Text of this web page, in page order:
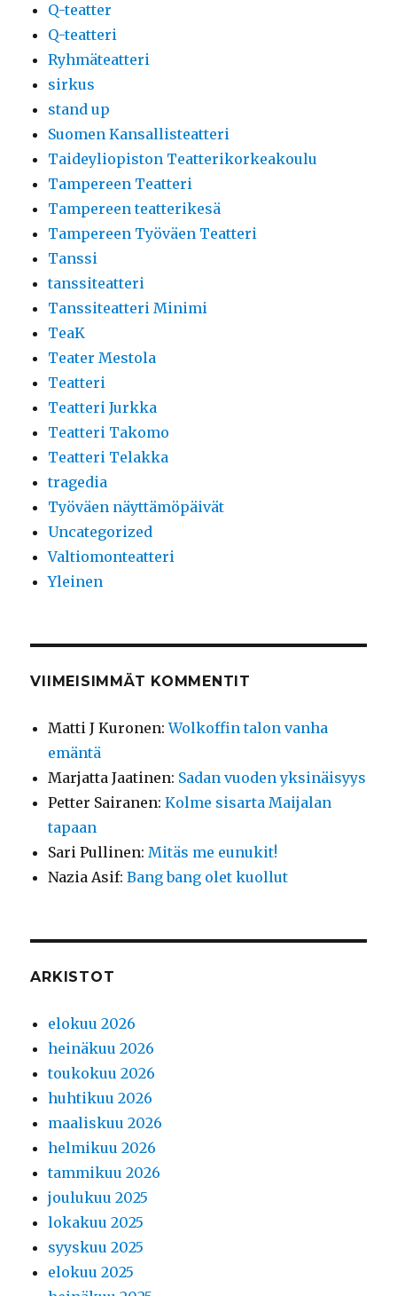
Q-teatter
Q-teatteri
Ryhmäteatteri
sirkus
stand up
Suomen Kansallisteatteri
Taideyliopiston Teatterikorkeakoulu
Tampereen Teatteri
Tampereen teatterikesä
Tampereen Työväen Teatteri
Tanssi
tanssiteatteri
Tanssiteatteri Minimi
TeaK
Teater Mestola
Teatteri
Teatteri Jurkka
Teatteri Takomo
Teatteri Telakka
tragedia
Työväen näyttämöpäivät
Uncategorized
Valtiomonteatteri
Yleinen
VIIMEISIMMÄT KOMMENTIT
Matti J Kuronen:Wolkoffin talon vanha
emäntä
Marjatta Jaatinen: Sadan vuoden yksinäisyys
Petter Sairanen:Kolme sisarta Maijalan
tapaan
Sari Pullinen:Mitäs me eunukit!
Nazia Asif:Bang bang olet kuollut
ARKISTOT
elokuu 2026
heinäkuu 2026
toukokuu 2026
huhtikuu 2026
maaliskuu 2026
helmikuu 2026
tammikuu 2026
joulukuu 2025
lokakuu 2025
syyskuu 2025
elokuu 2025